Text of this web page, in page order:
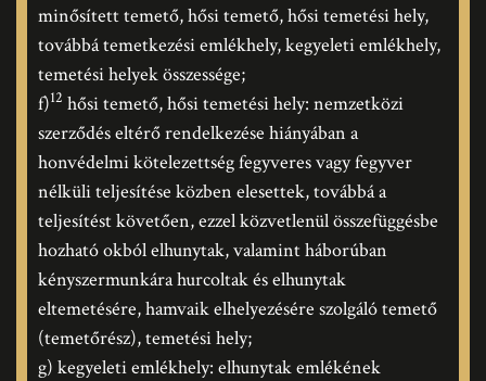
minősített temető, hősi temető, hősi temetési hely,
továbbá temetkezési emlékhely, kegyeleti emlékhely,
temetési helyek összessége;
f)12 hősi temető, hősi temetési hely: nemzetközi
szerződés eltérő rendelkezése hiányában a
honvédelmi kötelezettség fegyveres vagy fegyver
nélküli teljesítése közben elesettek, továbbá a
teljesítést követően, ezzel közvetlenül összefüggésbe
hozható okból elhunytak, valamint háborúban
kényszermunkára hurcoltak és elhunytak
eltemetésére, hamvaik elhelyezésére szolgáló temető
(temetőrész), temetési hely;
g) kegyeleti emlékhely: elhunytak emlékének